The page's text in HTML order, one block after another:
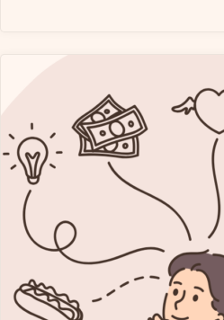
Többnyelvűség
gyermekkorban"